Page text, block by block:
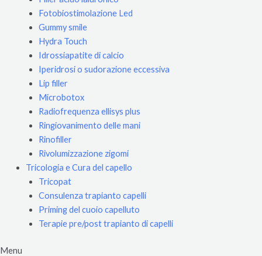
Fotobiostimolazione Led
Gummy smile
Hydra Touch
Idrossiapatite di calcio
Iperidrosi o sudorazione eccessiva
Lip filler
Microbotox
Radiofrequenza ellisys plus
Ringiovanimento delle mani
Rinofiller
Rivolumizzazione zigomi
Tricologia e Cura del capello
Tricopat
Consulenza trapianto capelli
Priming del cuoio capelluto
Terapie pre/post trapianto di capelli
Menu